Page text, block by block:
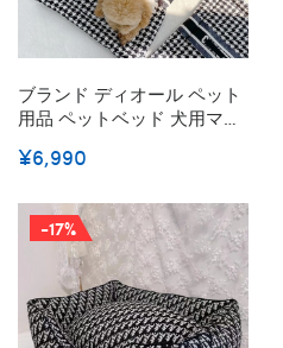
ブランド ディオール ペット
用品 ペットベッド 犬用マッ
パッド クッション 猫のマッ
ト 洗える 柔らかい 滑り止め
掃除しやすい 通年使える
S/M/L
¥6,990
-17%